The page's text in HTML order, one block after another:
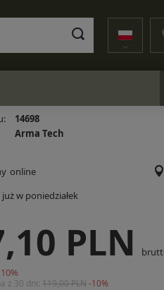
14698
Arma Tech
online
jużw poniedziałek
PLN
10%
z 30 dni: 119,00 PLN -10%